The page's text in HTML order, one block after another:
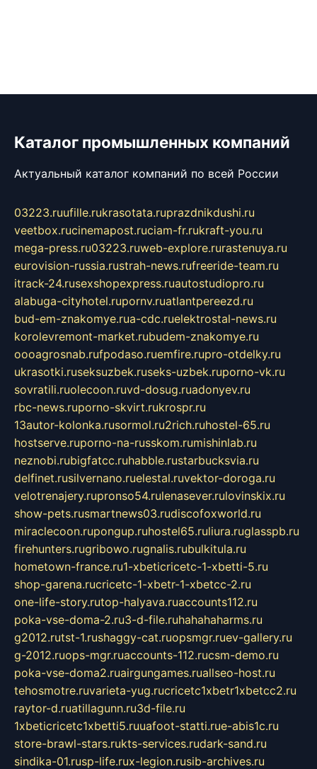
Каталог промышленных компаний
Актуальный каталог компаний по всей России
03223.ruufille.rukrasotata.ruprazdnikdushi.ru
veetbox.rucinemapost.ruciam-fr.rukraft-you.ru
mega-press.ru03223.ruweb-explore.rurastenuya.ru
eurovision-russia.rustrah-news.rufreeride-team.ru
itrack-24.rusexshopexpress.ruautostudiopro.ru
alabuga-cityhotel.rupornv.ruatlantpereezd.ru
bud-em-znakomye.rua-cdc.ruelektrostal-news.ru
korolevremont-market.rubudem-znakomye.ru
oooagrosnab.rufpodaso.ruemfire.rupro-otdelky.ru
ukrasotki.ruseksuzbek.ruseks-uzbek.ruporno-vk.ru
sovratili.ruolecoon.ruvd-dosug.ruadonyev.ru
rbc-news.ruporno-skvirt.rukrospr.ru
13autor-kolonka.rusormol.ru2rich.ruhostel-65.ru
hostserve.ruporno-na-russkom.rumishinlab.ru
neznobi.rubigfatcc.ruhabble.rustarbucksvia.ru
delfinet.rusilvernano.ruelestal.ruvektor-doroga.ru
velotrenajery.rupronso54.rulenasever.rulovinskix.ru
show-pets.rusmartnews03.rudiscofoxworld.ru
miraclecoon.rupongup.ruhostel65.ruliura.ruglasspb.ru
firehunters.rugribowo.rugnalis.rubulkitula.ru
hometown-france.ru1-xbeticricetc-1-xbetti-5.ru
shop-garena.rucricetc-1-xbetr-1-xbetcc-2.ru
one-life-story.rutop-halyava.ruaccounts112.ru
poka-vse-doma-2.ru3-d-file.ruhahahaharms.ru
g2012.rutst-1.rushaggy-cat.ruopsmgr.ruev-gallery.ru
g-2012.ruops-mgr.ruaccounts-112.rucsm-demo.ru
poka-vse-doma2.ruairgungames.ruallseo-host.ru
tehosmotre.ruvarieta-yug.rucricetc1xbetr1xbetcc2.ru
raytor-d.ruatillagunn.ru3d-file.ru
1xbeticricetc1xbetti5.ruuafoot-statti.rue-abis1c.ru
store-brawl-stars.rukts-services.rudark-sand.ru
sindika-01.rusp-life.rux-legion.rusib-archives.ru